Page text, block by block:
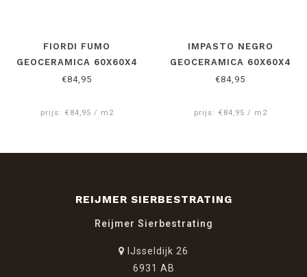
FIORDI FUMO
GEOCERAMICA 60X60X4
CM
€84,95
prijs: €84,95 / m2
IMPASTO NEGRO
GEOCERAMICA 60X60X4
CM
€84,95
prijs: €84,95 / m2
REIJMER SIERBESTRATING
Reijmer Sierbestrating
IJsseldijk 26
6931 AB